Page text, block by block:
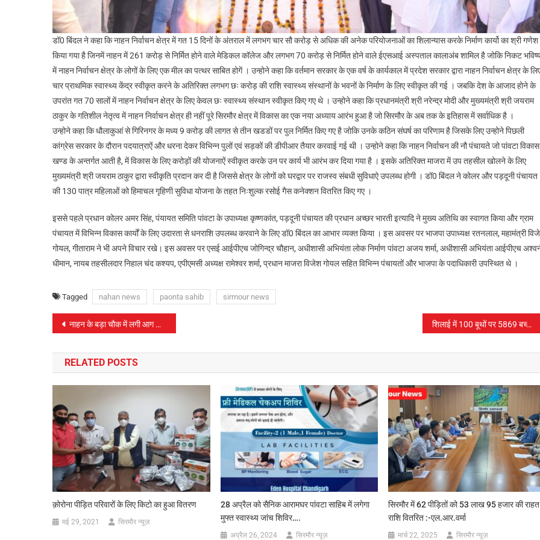
डॉ0 बिंदल ने कहा कि नाहन निर्वाचन क्षेत्र में गत 15 दिनों के अंतराल में लगभग चार सौ करोड़ से अधिक की अनेक परियोजनाओं का शिलान्यास करके निर्माण कार्यो का श्री गणेश
किया गया है जिनमें नाहन में 261 करोड़ से निर्मित होने वाले मेडिकल कॉलेज और लगभग 70 करोड़ से निर्मित होने वाले ईएसआई अस्पताल कालाअंब शामिल है जोकि निकट
में नाहन निर्वाचन क्षेत्र के लोगों के लिए एक मील का पत्थर साबित होगें । उन्होने कहा कि वर्तमान सरकार के एक वर्ष के कार्यकाल में प्रदेश सरकार द्वारा नाहन निर्वाचन क्षेत्र के
चार प्राथमिक स्वास्थ्य केंद्र स्वीकृत करने के अतिरिक्त लगभग छः करोड़ की राशि स्वास्थ्य संस्थानों के भवनों के निर्माण के लिए स्वीकृत की गई । जबकि देश के आजाद होने के
उपरांत गत 70 सालों में नाहन निर्वाचन क्षेत्र के लिए केवल छः स्वास्थ्य संस्थान स्वीकृत किए गए थे । उन्होने कहा कि प्रधानमंत्री श्री नरेन्द्र मोदी और मुख्यमंत्री श्री जयराम
ठाकुर के गतिशील नेतृत्व में नाहन निर्वाचन क्षेत्र ही नहीं पूरे सिरमौर क्षेत्र में विकास का एक नया अध्याय आरंभ हुआ है जो सिरमौर के अब तक के इतिहास में सर्वाधिक है ।
उन्होने कहा कि धौलाकुआं से गिरिनगर के मध्य 9 करोड़ की लागत से तीन खडडों पर पुल निर्मित किए गए है जोकि उनके कठिन संघर्ष का परिणाम है जिसके लिए उन्होने पिछली
कांग्रेस सरकार के दौरान पदयात्राऐं और धरना देकर विभिन्न पुलों एवं सड़कों की डीपीआर तैयार करवाई गई थी । उन्होने कहा कि नाहन निर्वाचन की नौ पंचायते जो पांवटा विकास
खण्ड के अन्तर्गत आती है, में विकास के लिए करोड़ों की योजनाऐं स्वीकृत करके उन पर कार्य भी आरंभ कर दिया गया है । इसके अतिरिक्त माजरा में उप तहसील खोलने के लिए
मुख्यमंत्री श्री जयराम ठाकुर द्वारा स्वीकृति प्रदान कर दी है जिससे क्षेत्र के लोगों को घरद्वार पर राजस्व संबधी सुविधाऐ उपलब्ध होगी । डॉ0 बिंदल ने कोलर और पड़दूनी पंचायत
की 130 पात्र महिलाओं को हिमाचल गृहिणी सुविधा योजना के तहत निःशुल्क रसोई गैस कनेक्शन वितरित किए गए ।
इससे पहले प्रधान कोलर अमर सिंह, पंयायत समिति पांवटा के उपाध्यक्ष कृष्णकांत, पड़दूनी पंचायत की प्रधान अच्छर भारती इत्यादि ने मुख्य अतिथि का स्वागत किया और ग्राम
पंचायत में विभिन्न विकास कार्यों के लिए उदारता से धनराशि उपलब्ध करवाने के लिए डॉ0 बिंदल का आभार व्यक्त किया । इस अवसर पर भाजपा उपाध्यक्ष रतनलाल, महामंत्री
गोयल, गीताराम ने भी अपने विचार रखे। इस अवसर पर एसई आईपीएच जोगिन्द्र चौहान, अधीशासी अभियंता लोक निर्माण पांवटा अजय शर्मा, अधीशासी अभियंता आईपीएच
धीमान, नायब तहसीलदार निहाल चंद कश्यप, एपीएमसी अध्यक्ष रामेश्वर शर्मा, प्रधान माजरा विजेश गोयल सहित विभिन्न पंचायतों और भाजपा के पदाधिकारी उपस्थित थे ।
Tagged nahan news paonta sahib sirmour news
पोस्ट
नेविगेशन
नाहन के बड़ा चौक में लगी आग से प्रभावित परिवार को तुरन्त राहत प्रदान करे प्रशासन-डॉo बिंदल शिलाई में 100 बूथों पर 5869 बच्चों ने पी “दो बूँद जिंदगी की”
RELATED POSTS
क़ोरोना पीड़ित परिवारों के लिए किटो का हुआ वितरण
मई 29, 2021 सिरमौर न्यूज़
28 अप्रैल को सैनिक आरामघर पांवटा साहिब में लगेगा
मुफ्त स्वास्थ्य जांच शिविर….
अप्रैल 26, 2024 सिरमौर न्यूज़
सिरमौर में 62 पीड़ितों को 53 लाख 95 हजार की राहत
राशि वितरित :-एल.आर.वर्मा
मार्च 22, 2025 सिरमौर न्यूज़